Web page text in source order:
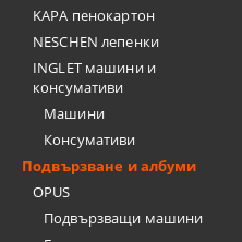
KAPA пенокартон
NESCHEN лепенки
INGLET машини и
консумативи
Машини
Консумативи
Подвързване и албуми
OPUS
Подвързващи машини